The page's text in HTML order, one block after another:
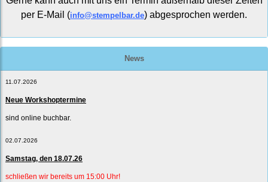
per E-Mail (info@stempelbar.de) abgesprochen werden.
News
11.07.2026
Neue Workshoptermine
sind online buchbar.
02.07.2026
Samstag, den 18.07.26
schließen wir bereits um 15:00 Uhr!